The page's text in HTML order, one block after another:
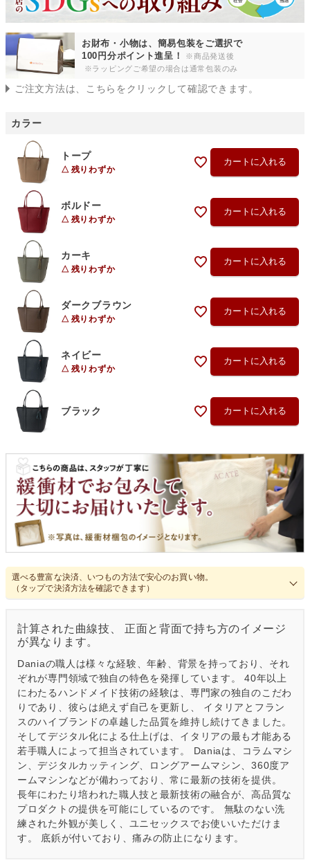
お財布・小物は、簡易包装をご選択で
100円分ポイント進呈！
※商品発送後
※ラッピングご希望の場合は通常包装のみ
ご注文方法は、こちらをクリックして確認できます。
カラー
トープ
残りわずか
カートに入れる
ボルドー
残りわずか
カートに入れる
カーキ
残りわずか
カートに入れる
ダークブラウン
残りわずか
カートに入れる
ネイビー
残りわずか
カートに入れる
ブラック カートに入れる
選べる豊富な決済、いつもの方法で安心のお買い物。
（タップで決済方法を確認できます）
計算された曲線技、 正面と背面で持ち方のイメージ
が異なります。
Daniaの職人は様々な経験、年齢、背景を持っており、それ
ぞれが専門領域で独自の特色を発揮しています。 40年以上
にわたるハンドメイド技術の経験は、専門家の独自のこだわ
りであり、彼らは絶えず自己を更新し、 イタリアとフラン
スのハイブランドの卓越した品質を維持し続けてきました。
そしてデジタル化による仕上げは、イタリアの最も才能ある
若手職人によって担当されています。 Daniaは、コラムマシ
ン、デジタルカッティング、ロングアームマシン、360度ア
ームマシンなどが備わっており、常に最新の技術を提供。
長年にわたり培われた職人技と最新技術の融合が、高品質な
プロダクトの提供を可能にしているのです。 無駄のない洗
練された外観が美しく、ユニセックスでお使いいただけま
す。 底鋲が付いており、痛みの防止になります。